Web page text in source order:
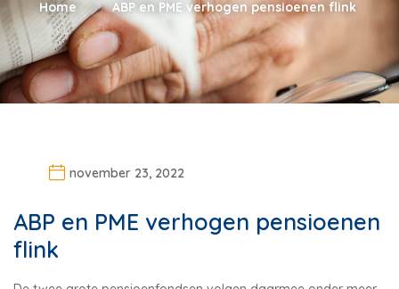
Home ABP en PME verhogen pensioenen flink
november 23, 2022
ABP en PME verhogen pensioenen
flink